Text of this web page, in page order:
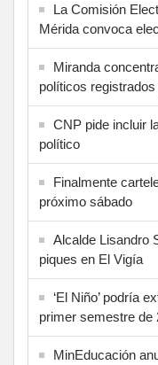
La Comisión
Mérida convoca
Miranda
políticos
CNP pide incluir
político
Finalmente
próximo sábado
Alcalde Lisandro
piques en El Vigía
‘El Niño’ podría
primer semestre de
MinEducación